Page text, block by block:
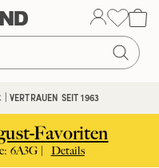
VERTRAUEN SEIT 1963
Favoriten
6A3G | Details